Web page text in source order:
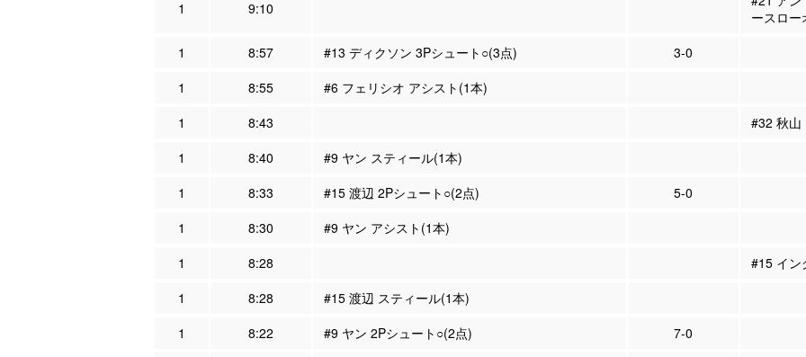
1 9:10
ースロー
1
8:57 #13 ディクソン 3Pシュート○(3点)
3-0
1
8:55
#6 フェリシオ アシスト(1本)
1
8:43
#32 秋山
1
8:40
#9 ヤン スティール(1本)
1
8:33 #15 渡辺 2Pシュート○(2点)
5-0
1
8:30
#9 ヤン アシスト(1本)
1
8:28
#15 イン
1
8:28
#15 渡辺 スティール(1本)
1
8:22 #9 ヤン 2Pシュート○(2点)
7-0